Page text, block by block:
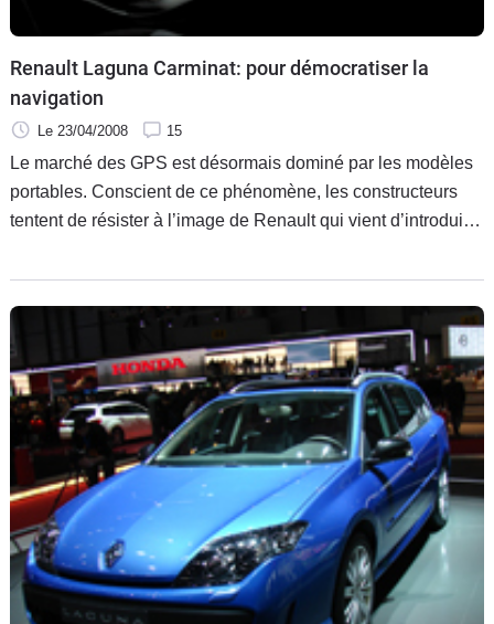
Forum
Moto
Marques
Renault Laguna Carminat: pour démocratiser la
navigation
Le 23/04/2008 15
Le marché des GPS est désormais dominé par les modèles
portables. Conscient de ce phénomène, les constructeurs
tentent de résister à l’image de Renault qui vient d’introduire
Carminat.